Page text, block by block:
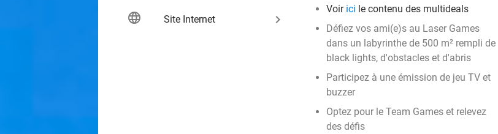
language Site Internet keyboard_arrow_right
Voir ici le contenu des multideals
Défiez vos ami(e)s au Laser Games
dans un labyrinthe de 500 m² rempli de
black lights, d'obstacles et d'abris
Participez à une émission de jeu TV et
buzzer
Optez pour le Team Games et relevez
des défis